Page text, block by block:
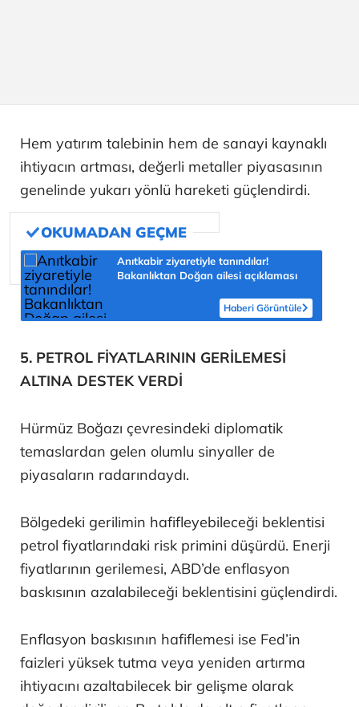
Hem yatırım talebinin hem de sanayi kaynaklı
ihtiyacın artması, değerli metaller piyasasının
genelinde yukarı yönlü hareketi güçlendirdi.
Anıtkabir ziyaretiyle tanındılar!
Bakanlıktan Doğan ailesi açıklaması
Haberi Görüntüle
5. PETROL FİYATLARININ GERİLEMESİ
ALTINA DESTEK VERDİ
Hürmüz Boğazı çevresindeki diplomatik
temaslardan gelen olumlu sinyaller de
piyasaların radarındaydı.
Bölgedeki gerilimin hafifleyebileceği beklentisi
petrol fiyatlarındaki risk primini düşürdü. Enerji
fiyatlarının gerilemesi, ABD’de enflasyon
baskısının azalabileceği beklentisini güçlendirdi.
Enflasyon baskısının hafiflemesi ise Fed’in
faizleri yüksek tutma veya yeniden artırma
ihtiyacını azaltabilecek bir gelişme olarak